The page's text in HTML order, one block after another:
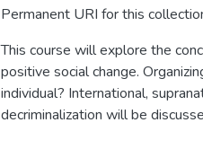
Permanent URI for this
This course will explore the
positive social change.
individual? International,
decriminalization will be